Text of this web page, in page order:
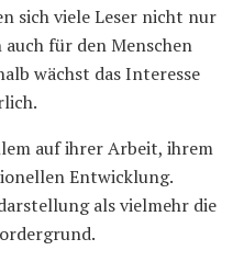
sich viele Leser nicht nur
für den Menschen
wächst das Interesse
auf ihrer Arbeit, ihrem
Entwicklung.
als vielmehr die